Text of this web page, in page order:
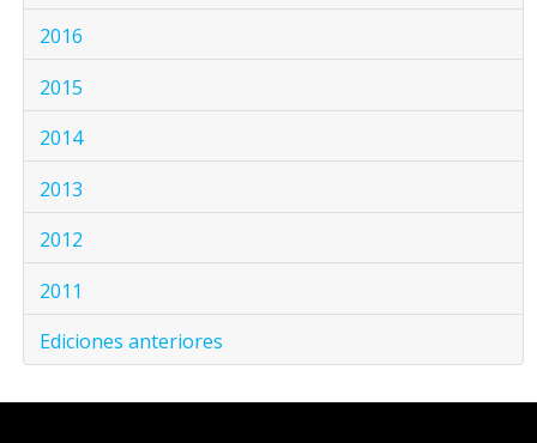
2016
2015
2014
2013
2012
2011
Ediciones anteriores